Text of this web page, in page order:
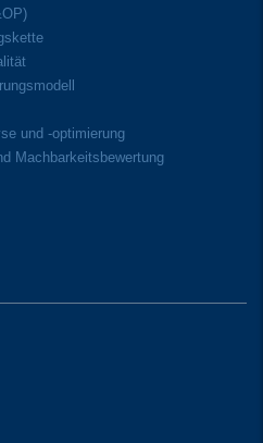
und -optimierung
Machbarkeitsbewertung